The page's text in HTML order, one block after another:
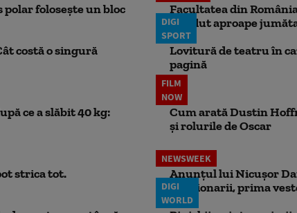
folosește un bloc
Facultatea din
pierdut aproape
costă o singură
DIGI
SPORT
Lovitură de teatru în
pagină
ce a slăbit 40 kg:
FILM
NOW
Cum arată Dustin
și rolurile de Oscar
strica tot.
NEWSWEEK
Anunțul lui Nicușor
Pensionarii, prima
DIGI
WORLD